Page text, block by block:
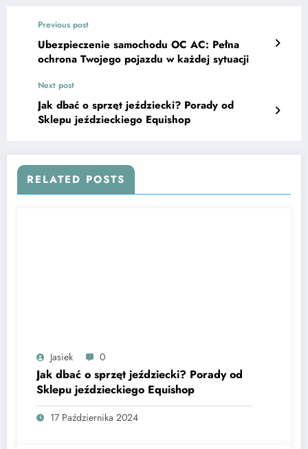
Previous post
Ubezpieczenie samochodu OC AC: Pełna
ochrona Twojego pojazdu w każdej sytuacji
Next post
Jak dbać o sprzęt jeździecki? Porady od
Sklepu jeździeckiego Equishop
RELATED POSTS
Jasiek 0
Jak dbać o sprzęt jeździecki? Porady od
Sklepu jeździeckiego Equishop
17 Października 2024